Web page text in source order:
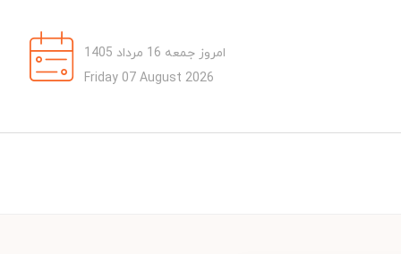
امروز جمعه 16 مرداد 1405
Friday 07 August 2026